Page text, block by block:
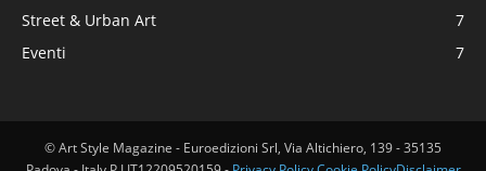
Street & Urban Art
7
Eventi
7
© Art Style Magazine - Euroedizioni Srl, Via Altichiero, 139 - 35135